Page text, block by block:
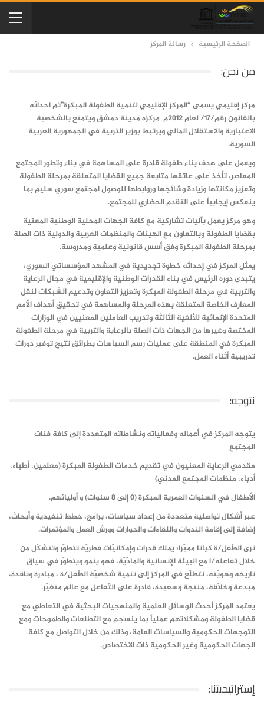
الصفحة الرئيسية رسالة المركز
من نحن:
مركز إقليمي يسمى “المركز الإقليمي لتنمية الطفولة المبكرة”تم احداثه
بالقانون رقم/17/ لعام 2012م مركزه مدينة دمشق ويتمتع بالشخصية
الاعتبارية والاستقلال المالي ويرتبط بوزير التربية في الجمهورية العربية
السورية.
ويعمل على هدف بناء طفولة قادرة على المساهمة في بناء وتطور المجتمع
المعاصر، تأخذ على عاتقها متابعة جميع القضايا المتعلقة بمرحلة الطفولة
وتعزيز مكانتها وزيادة وشائجها وروابطها للوصول لمجتمع سوري سليم بما
ينعكس إيجابياً على التقدم الحضاري للمجتمع.
وهو مركز يعمل بآليات تشاركية مع كافة الجهات المحلية الوطنية المعنية
بقضايا الطفولة وبالتعاون مع الهيئات والمنظمات العربية والدولية ذات الصلة
بمرحلة الطفولة المبكرة وفق أسس قانونية وعلمية ومدروسة.
يمثل المركز في إحداثه خطوة تجديدية في المشهد المؤسساتي السوري،
يتبدى دوره الرئيس في بناء القدرات الوطنية والإقليمية في مجال الرعاية
والتربية في مرحلة الطفولة المبكرة وتعزيز التعاون وتدعيم الشبكات لنقل
المعارف الخاصة المتعلقة بهذه المرحلة والمساهمة في تحقيق أهداف الأمم
المتحدة الإنمائية للألفية الثالثة وتدريب العاملين المعنيين في الوزارات
المختصة وغيرها من الجهات ذات الصلة بالرعاية والتربية في مرحلة الطفولة
المبكرة في المنطقة على عمليات رسم السياسات بطرائق تتيح توفير دورات
تدريبية أثناء العمل.
نتوجه:
يتوجه المركز في أعماله وفعالياته ونشاطاته المتعددة إلى كافة فئات
المجتمع
مقدمي الرعاية المعنيون في تقديم خدمات الطفولة المبكرة (معلمين، أطباء،
أدباء، منظمات المجتمع المدني)
الأطفال في السنوات العمرية المبكرة (0 إلى 8 سنوات) و أوليائهم.
عبر أشكال تواصلية متعددة من إعداد سياسات، برامج، خطط تنفيذية وأبحاث،
إضافة إلى إقامة الندوات واللقاءات والحوارات وورش العمل والمؤتمرات.
نرى الطّفل/ة كيانا مميّزا؛ يملك قدرات وإمكانيّات فطريّة تتطوّر وتتشكّل من
خلال تفاعله/ا مع البيئة الإنسانية والمادّيّة، فهو ينمو ويتطوّر في سياق
تاريخه وهويّته، نتطلّع في المركز إلى تنمية شخصيّة الطّفل/ة ، مبادرة وناقدة،
مبدعة وخلاّقة، منتِجة وسعيدة، قادرة على التّفاعل مع عالم متغيّر.
يعتمد المركز أحدث الوسائل العلمية والمنهجيات البحثية في التعاطي مع
قضايا الطفولة ومشكلاتهم عملياً بما ينسجم مع التطلعات والطموحات ومع
التوجهات الحكومية والسياسات العامة، وذلك من خلال التواصل مع كافة
الجهات الحكومية وغير الحكومية ذات الاختصاص.
إستراتيجيتنا: